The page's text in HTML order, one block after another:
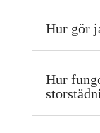
Hur gör
Hur